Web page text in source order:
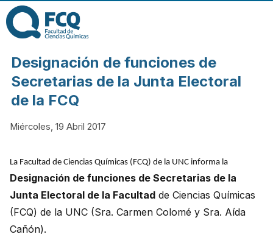
FACULTAD DE
CIENCIAS
UNIVERSIDAD
NACIONAL DE
Designación de funciones de
Secretarias de la Junta Electoral
de la FCQ
Miércoles, 19 Abril 2017
La Facultad de Ciencias Químicas (FCQ) de la UNC informa la
Designación de funciones de Secretarias de la
Junta Electoral de la Facultad de Ciencias Químicas
(FCQ) de la UNC (Sra. Carmen Colomé y Sra. Aída
Cañón).